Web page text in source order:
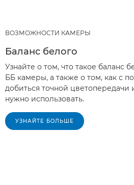
ВОЗМОЖНОСТИ КАМЕРЫ
Баланс белого
Узнайте о том, что такое баланс
ББ камеры, а также о том, как с
добиться точной цветопередачи
нужно использовать.
УЗНАЙТЕ БОЛЬШЕ